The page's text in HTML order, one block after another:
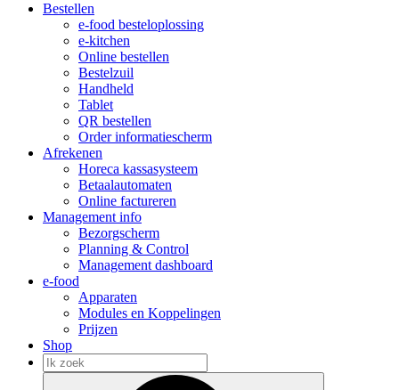
Bestellen
e-food besteloplossing
e-kitchen
Online bestellen
Bestelzuil
Handheld
Tablet
QR bestellen
Order informatiescherm
Afrekenen
Horeca kassasysteem
Betaalautomaten
Online factureren
Management info
Bezorgscherm
Planning & Control
Management dashboard
e-food
Apparaten
Modules en Koppelingen
Prijzen
Shop